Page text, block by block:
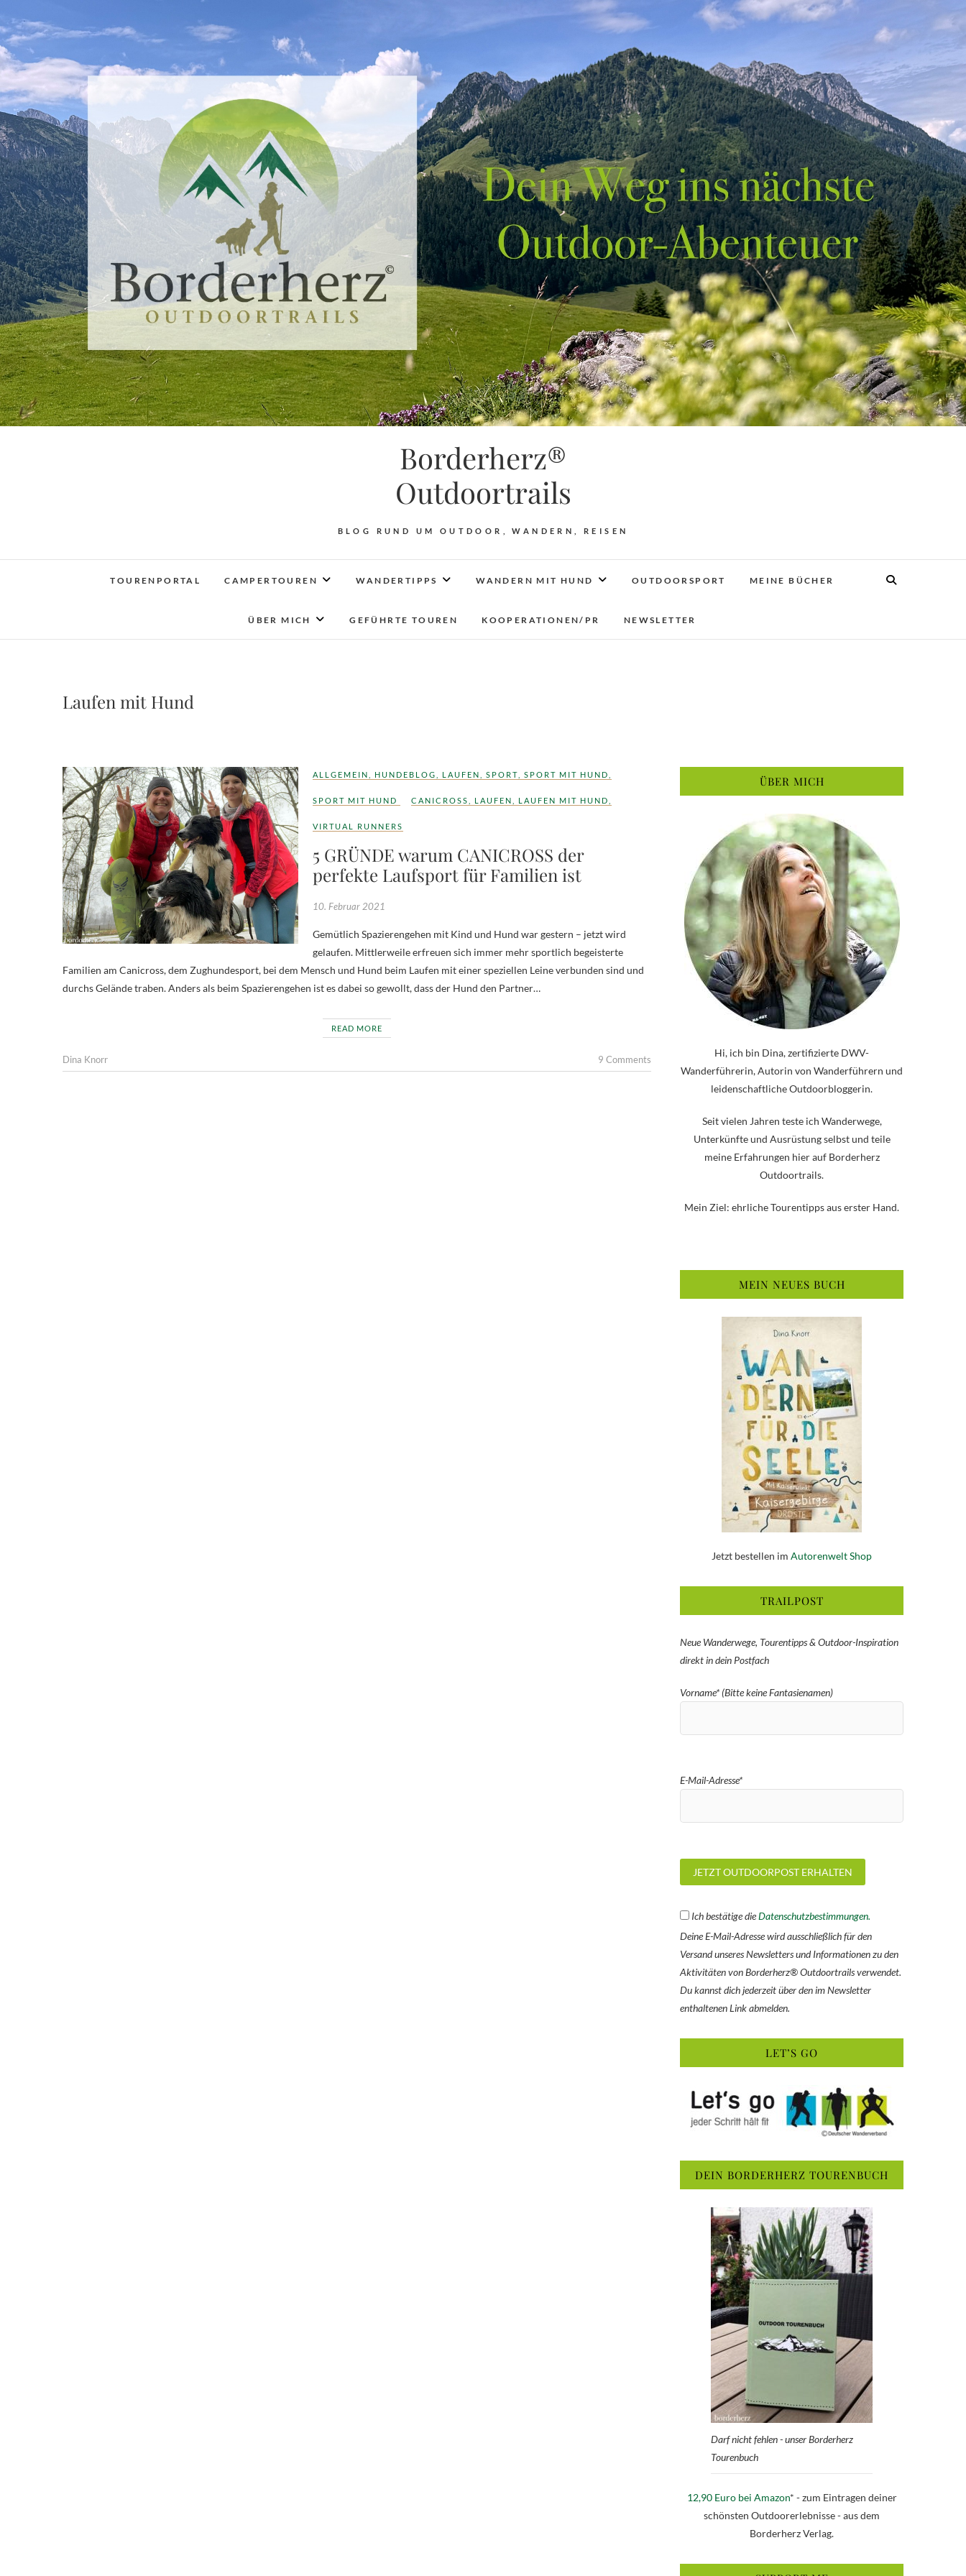
Borderherz®
Outdoortrails
BLOG RUND UM OUTDOOR, WANDERN, REISEN
TOURENPORTAL CAMPERTOUREN WANDERTIPPS WANDERN MIT HUND OUTDOORSPORT MEINE BÜCHER
ÜBER MICH GEFÜHRTE TOUREN KOOPERATIONEN/PR NEWSLETTER
Laufen mit Hund
ALLGEMEIN HUNDEBLOG LAUFEN SPORT SPORT MIT HUND
SPORT MIT HUND CANICROSS LAUFEN LAUFEN MIT HUND
VIRTUAL RUNNERS
5 GRÜNDE warum CANICROSS der
perfekte Laufsport für Familien ist
10. Februar 2021
Gemütlich Spazierengehen mit Kind und Hund war gestern – jetzt wird
gelaufen. Mittlerweile erfreuen sich immer mehr sportlich begeisterte
Familien am Canicross, dem Zughundesport, bei dem Mensch und Hund beim Laufen mit einer speziellen Leine verbunden sind und
durchs Gelände traben. Anders als beim Spazierengehen ist es dabei so gewollt, dass der Hund den Partner…
READ MORE
Dina Knorr 9 Comments
ÜBER MICH
Hi, ich bin Dina, zertifizierte DWV-
Wanderführerin, Autorin von Wanderführern und
leidenschaftliche Outdoorbloggerin.
Seit vielen Jahren teste ich Wanderwege,
Unterkünfte und Ausrüstung selbst und teile
meine Erfahrungen hier auf Borderherz
Outdoortrails.
Mein Ziel: ehrliche Tourentipps aus erster Hand.
MEIN NEUES BUCH
Jetzt bestellen im Autorenwelt Shop
TRAILPOST
Neue Wanderwege, Tourentipps & Outdoor-Inspiration
direkt in dein Postfach
Vorname* (Bitte keine Fantasienamen)
E-Mail-Adresse*
Ich bestätige dieDatenschutzbestimmungen.
Deine E-Mail-Adresse wird ausschließlich für den
Versand unseres Newsletters und Informationen zu den
Aktivitäten von Borderherz® Outdoortrails verwendet.
Du kannst dich jederzeit über den im Newsletter
enthaltenen Link abmelden.
LET’S GO
DEIN BORDERHERZ TOURENBUCH
Darf nicht fehlen - unser Borderherz
Tourenbuch
12,90 Euro bei Amazon* - zum Eintragen deiner
schönsten Outdoorerlebnisse - aus dem
Borderherz Verlag.